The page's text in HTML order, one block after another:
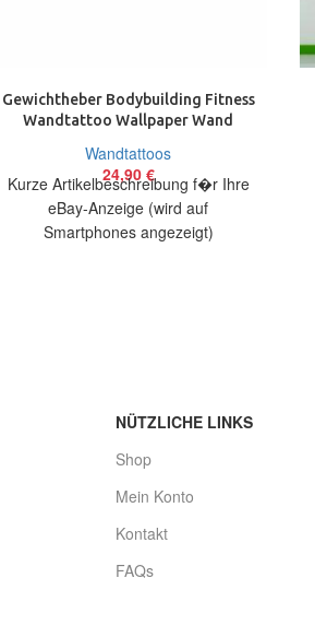
Gewichtheber Bodybuilding Fitness
Wandtattoo Wallpaper Wand
Wandtattoos
24,90 €
Kurze Artikelbeschreibung f�r Ihre
eBay-Anzeige (wird auf
Smartphones angezeigt)
NÜTZLICHE LINKS
Shop
Mein Konto
Kontakt
FAQs